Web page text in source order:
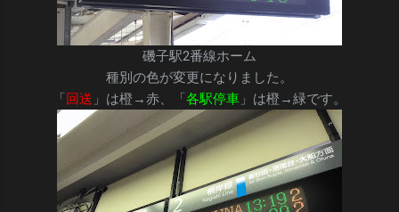
磯子駅2番線ホーム
種別の色が変更になりました。
「回送 」は橙→赤、「各駅停車 」は橙→緑です。